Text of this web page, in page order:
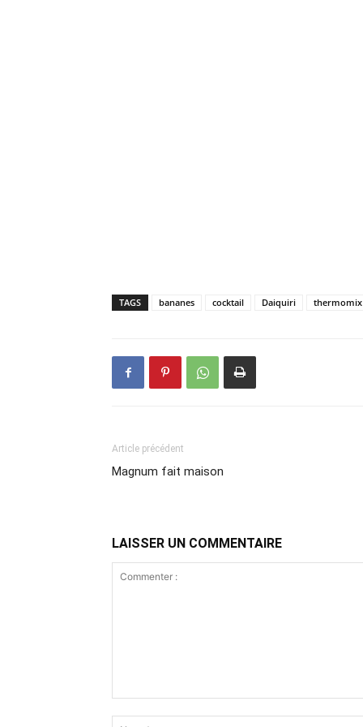
TAGS bananes cocktail Daiquiri thermomix
Article précédent
Magnum fait maison
LAISSER UN COMMENTAIRE